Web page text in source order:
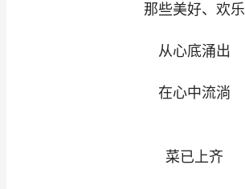
那些美好、欢乐
从心底涌出
在心中流淌
菜已上齐